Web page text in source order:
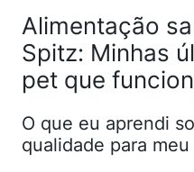
Alimentação
Spitz: Minhas
pet que
O que eu aprendi
qualidade para